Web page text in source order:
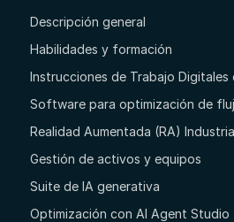
Descripción general
Habilidades y formación
Instrucciones de Trabajo Digitales
Software para optimización de
Realidad Aumentada (RA)
Gestión de activos y equipos
Suite de IA generativa
Optimización con AI Agent Studio